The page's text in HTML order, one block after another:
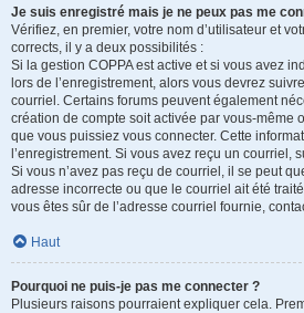
Je suis enregistré mais je ne peux pas me
Vérifiez, en premier, votre nom d’utilisateur et
corrects, il y a deux possibilités :
Si la gestion COPPA est active et si vous avez
lors de l’enregistrement, alors vous devrez
courriel. Certains forums peuvent également
création de compte soit activée par vous-même
que vous puissiez vous connecter. Cette
l’enregistrement. Si vous avez reçu un courriel,
Si vous n’avez pas reçu de courriel, il se peut
adresse incorrecte ou que le courriel ait été
vous êtes sûr de l’adresse courriel fournie,
Haut
Pourquoi ne puis-je pas me connecter ?
Plusieurs raisons pourraient expliquer cela.